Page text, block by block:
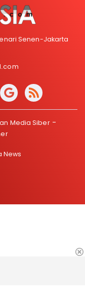
Senen-Jakarta
Media Siber
News